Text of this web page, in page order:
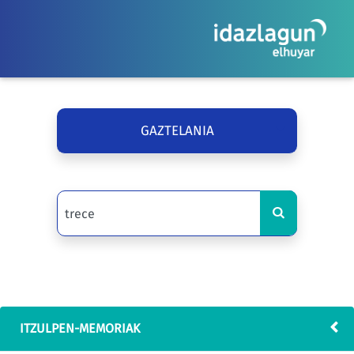
GAZTELANIA
ITZULPEN-MEMORIAK